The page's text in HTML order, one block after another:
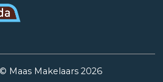
Maas Makelaars 2026